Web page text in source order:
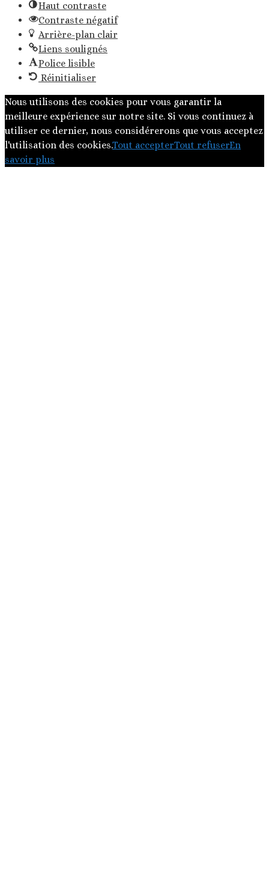
Haut contraste
Contraste négatif
Arrière-plan clair
Liens soulignés
Police lisible
Réinitialiser
Nous utilisons des cookies pour vous garantir la
meilleure expérience sur notre site. Si vous continuez à
utiliser ce dernier, nous considérerons que vous acceptez
l'utilisation des cookies.Tout accepterTout refuserEn
savoir plus